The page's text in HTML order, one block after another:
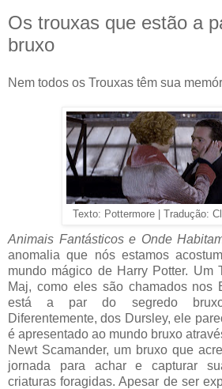
Os trouxas que estão a
bruxo
Nem todos os Trouxas têm sua
Texto: Pottermore | Tradução:
Animais Fantásticos e Onde
anomalia que nós estamos
mundo mágico de Harry Potter. Um
Maj, como eles são chamados nos
está a par do segredo
Diferentemente, dos Dursley, ele
é apresentado ao mundo bruxo
Newt Scamander, um bruxo que
jornada para achar e capturar
criaturas foragidas. Apesar de ser